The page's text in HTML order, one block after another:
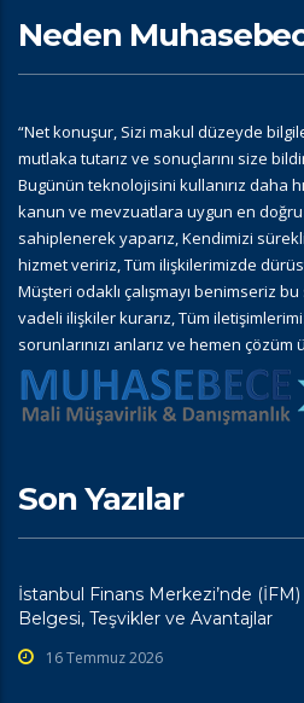
Neden
“Net konuşur, Sizi makul düzeyde
mutlaka tutarız ve sonuçlarını size
Bugünün teknolojisini kullanırız daha
kanun ve mevzuatlara uygun en
sahiplenerek yaparız, Kendimizi
hizmet veririz, Tüm ilişkilerimizde
Müşteri odaklı çalışmayı benimseriz
vadeli ilişkiler kurarız, Tüm
sorunlarınızı anlarız ve hemen çözüm
Son Yazılar
İstanbul Finans Merkezi’nde (İFM)
Belgesi, Teşvikler ve Avantajlar
16 Temmuz 2026